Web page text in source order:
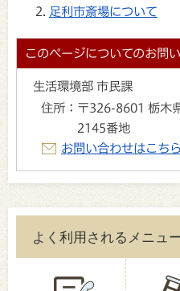
足利市斎場について
このページについてのお問
生活環境部 市民課
住所： 〒326-8601 栃木
2145番地
お問い合わせはこち
よく利用されるメニュ